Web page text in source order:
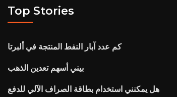
Top Stories
كم عدد آبار النفط المنتجة في ألبرتا
بيني أسهم تعدين الذهب
هل يمكنني استخدام بطاقة الصراف الآلي للدفع